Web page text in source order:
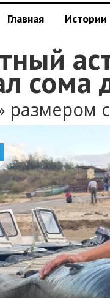
Главная Истории
сома
размером